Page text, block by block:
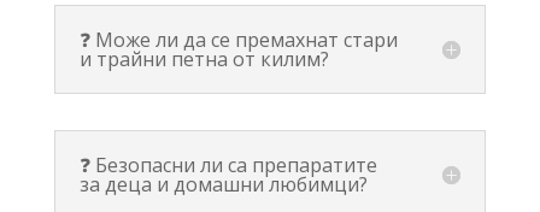
❓ Може ли да се премахнат стари
и трайни петна от килим?
❓ Безопасни ли са препаратите
за деца и домашни любимци?